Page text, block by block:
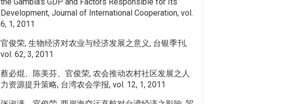
Development, Journal of International Cooperation, vol.
6, 1, 2011
官俊荣, 生物经济对农业与经济发展之意义, 台银季刊,
vol. 62, 3, 2011
蔡必焜、陈美芬、官俊荣, 农会推动农村社区发展之人
力资源提升策略, 台湾农会学报, vol. 12, 1, 2011